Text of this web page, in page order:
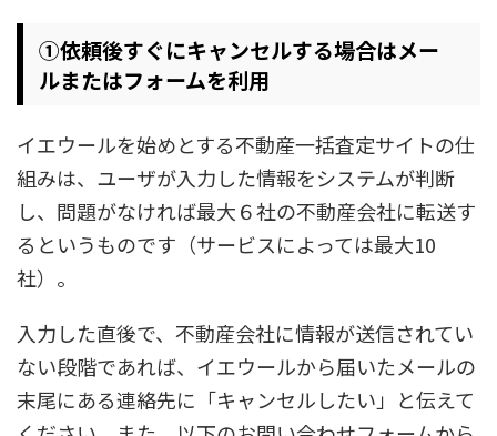
①依頼後すぐにキャンセルする場合はメー
ルまたはフォームを利用
イエウールを始めとする不動産一括査定サイトの仕
組みは、ユーザが入力した情報をシステムが判断
し、問題がなければ最大６社の不動産会社に転送す
るというものです（サービスによっては最大10
社）。
入力した直後で、不動産会社に情報が送信されてい
ない段階であれば、イエウールから届いたメールの
末尾にある連絡先に「キャンセルしたい」と伝えて